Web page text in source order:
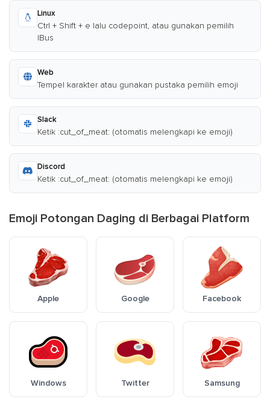
Linux
Ctrl + Shift + e lalu codepoint, atau gunakan pemilih
IBus
Web
Tempel karakter atau gunakan pustaka pemilih emoji
Slack
Ketik :cut_of_meat: (otomatis melengkapi ke emoji)
Discord
Ketik :cut_of_meat: (otomatis melengkapi ke emoji)
Emoji Potongan Daging di Berbagai Platform
Apple Google Facebook
Windows Twitter Samsung